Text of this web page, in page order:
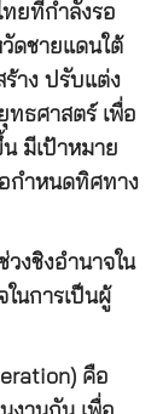
ทยที่กำลังรอ
ดชายแดนใต้
ร้าง ปรับแต่ง
ทธศาสตร์ เพื่อ
มีเป้าหมาย
กำหนดทิศทาง
งชิงอำนาจใน
นการเป็นผู้
คือ